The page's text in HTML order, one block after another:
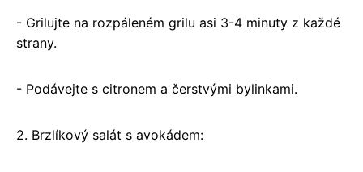
- Grilujte na rozpáleném grilu asi 3-4 minuty z každé
strany.
- Podávejte s citronem a čerstvými bylinkami.
2. Brzlíkový salát s avokádem: